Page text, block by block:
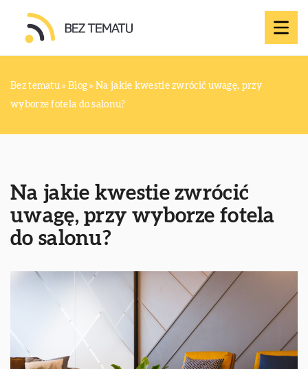
Bez tematu » Blog »Na jakie kwestie zwrócić uwagę, przy
wyborze fotela do salonu?
Na jakie kwestie zwrócić
uwagę, przy wyborze fotela
do salonu?